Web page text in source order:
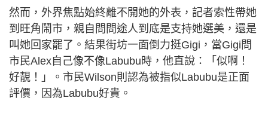
然而，外界焦點始終離不開她的外表，記者索性帶她
到旺角鬧市，親自問問途人到底是支持她選美，還是
叫她回家罷了。結果街坊一面倒力挺Gigi，當Gigi問
市民Alex自己像不像Labubu時，他直說：「似啊！
好靚！」。市民Wilson則認為被指似Labubu是正面
評價，因為Labubu好貴。